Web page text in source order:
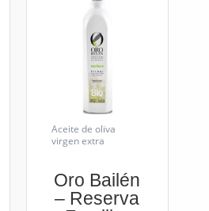
Aceite de oliva
virgen extra
Oro Bailén
– Reserva